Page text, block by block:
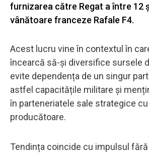
furnizarea către Regat a între 12
vânătoare franceze Rafale F4.
Acest lucru vine în contextul în
încearcă să-și diversifice sursele
evite dependența de un singur
astfel capacitățile militare și
în parteneriatele sale strategice
producătoare.
Tendința coincide cu impulsul